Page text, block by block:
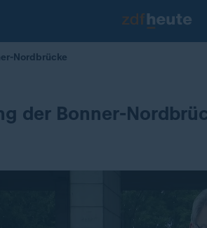
Nordbrücke
der Bonner-